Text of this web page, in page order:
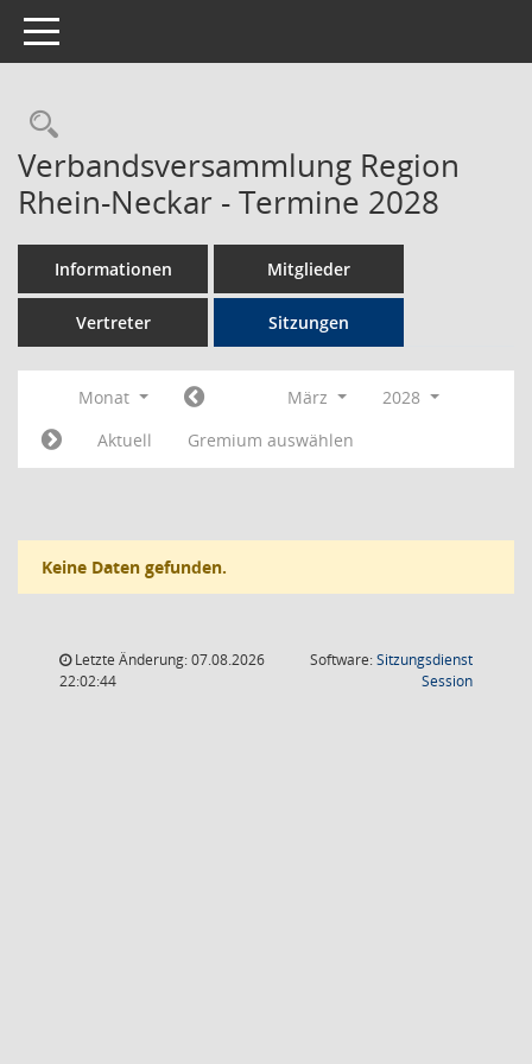
Toggle navigation
Rechercheauswahl
Verbandsversammlung Region
Rhein-Neckar - Termine 2028
Informationen Mitglieder
Vertreter Sitzungen
Monat März
2028
Aktuell
Gremium auswählen
Keine Daten gefunden.
Letzte Änderung: 07.08.2026
22:02:44
Software:Sitzungsdienst
Session(Wird in